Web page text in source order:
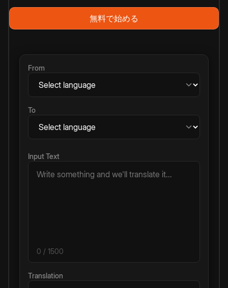
無料で始める
From
To
Input Text
0 / 1500
Translation